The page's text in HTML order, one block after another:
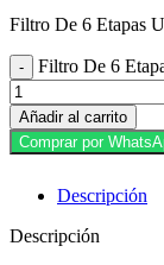
Filtro De 6 Etapas
Filtro De 6
Añadir al carrito
Comprar por
Descripción
Descripción